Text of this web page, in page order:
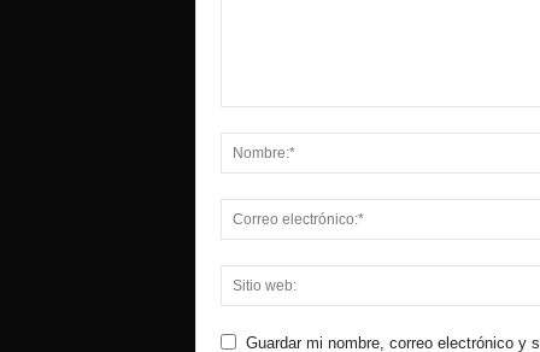
Guardar mi nombre, correo electrónico y